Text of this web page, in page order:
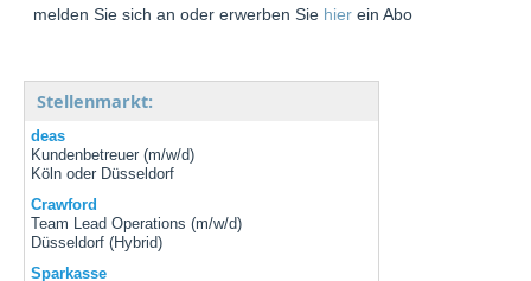
melden Sie sich an oder erwerben Sie hier ein Abo
Stellenmarkt:
deas
Kundenbetreuer (m/w/d)
Köln oder Düsseldorf
Crawford
Team Lead Operations (m/w/d)
Düsseldorf (Hybrid)
Sparkasse